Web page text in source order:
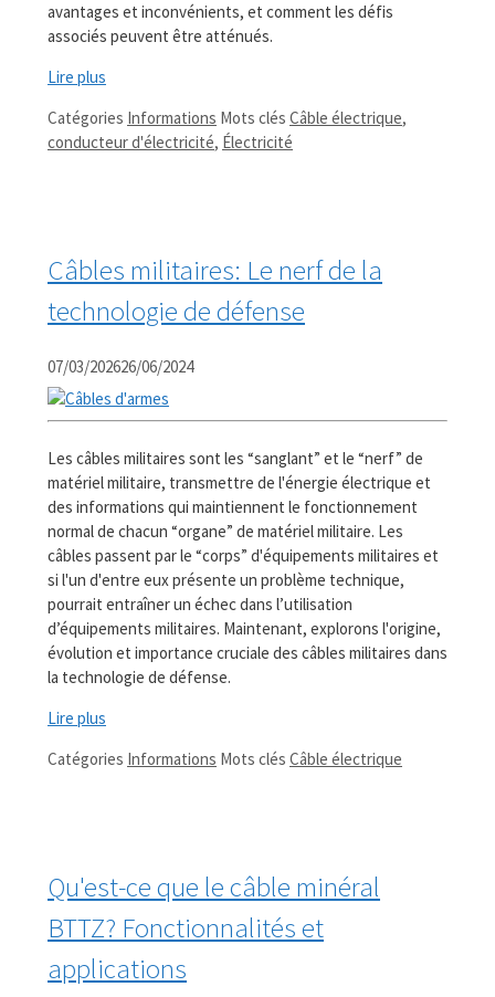
avantages et inconvénients, et comment les défis
associés peuvent être atténués.
Lire plus
Catégories Informations Mots clés Câble électrique,
conducteur d'électricité, Électricité
Câbles militaires: Le nerf de la
technologie de défense
07/03/202626/06/2024
Les câbles militaires sont les “sanglant” et le “nerf” de
matériel militaire, transmettre de l'énergie électrique et
des informations qui maintiennent le fonctionnement
normal de chacun “organe” de matériel militaire. Les
câbles passent par le “corps” d'équipements militaires et
si l'un d'entre eux présente un problème technique,
pourrait entraîner un échec dans l’utilisation
d’équipements militaires. Maintenant, explorons l'origine,
évolution et importance cruciale des câbles militaires dans
la technologie de défense.
Lire plus
Catégories Informations Mots clés Câble électrique
Qu'est-ce que le câble minéral
BTTZ? Fonctionnalités et
applications